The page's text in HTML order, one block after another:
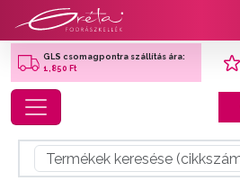
GLS csomagpontra szállítás ára:
1,850 Ft
Toggle navigation